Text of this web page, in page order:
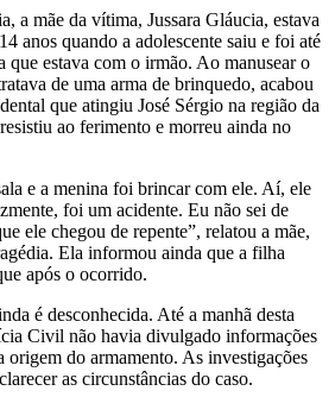
a mãe da vítima, Jussara Gláucia, estava
anos quando a adolescente saiu e foi até
que estava com o irmão. Ao manusear o
de uma arma de brinquedo, acabou
que atingiu José Sérgio na região da
ao ferimento e morreu ainda no
e a menina foi brincar com ele. Aí, ele
foi um acidente. Eu não sei de
ele chegou de repente”, relatou a mãe,
Ela informou ainda que a filha
após o ocorrido.
é desconhecida. Até a manhã desta
Civil não havia divulgado informações
origem do armamento. As investigações
as circunstâncias do caso.